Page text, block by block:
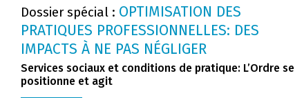
Dossier spécial : OPTIMISATION DES
PRATIQUES PROFESSIONNELLES: DES
IMPACTS À NE PAS NÉGLIGER
Services sociaux et conditions de pratique: L’Ordre se
positionne et agit